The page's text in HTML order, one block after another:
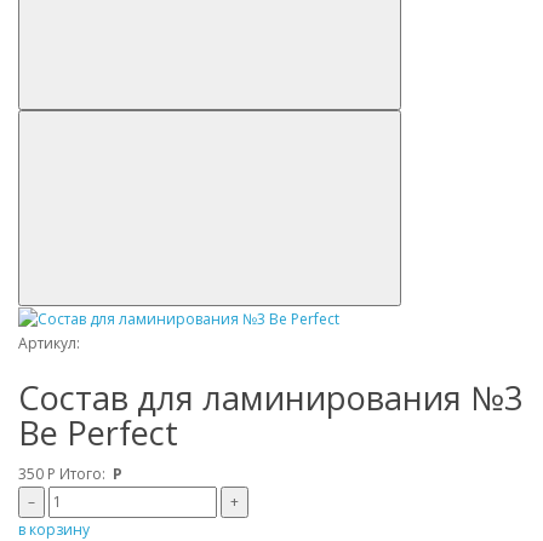
Артикул:
Состав для ламинирования №3
Be Perfect
350 Р Итого: Р
–
+
в корзину